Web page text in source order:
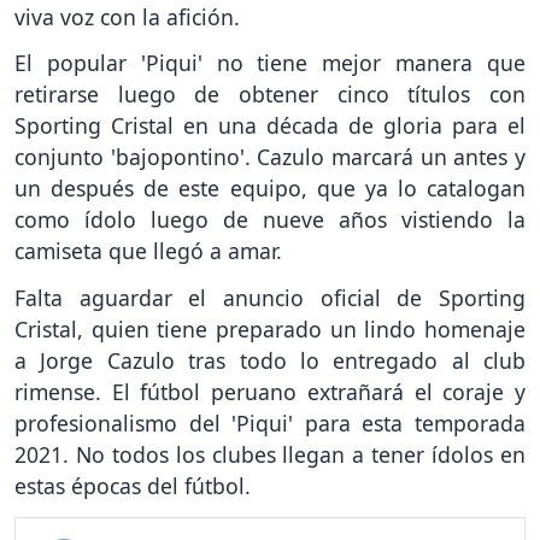
viva voz con la afición.
El popular 'Piqui' no tiene mejor manera que
retirarse luego de obtener cinco títulos con
Sporting Cristal en una década de gloria para el
conjunto 'bajopontino'. Cazulo marcará un antes y
un después de este equipo, que ya lo catalogan
como ídolo luego de nueve años vistiendo la
camiseta que llegó a amar.
Falta aguardar el anuncio oficial de Sporting
Cristal, quien tiene preparado un lindo homenaje
a Jorge Cazulo tras todo lo entregado al club
rimense. El fútbol peruano extrañará el coraje y
profesionalismo del 'Piqui' para esta temporada
2021. No todos los clubes llegan a tener ídolos en
estas épocas del fútbol.